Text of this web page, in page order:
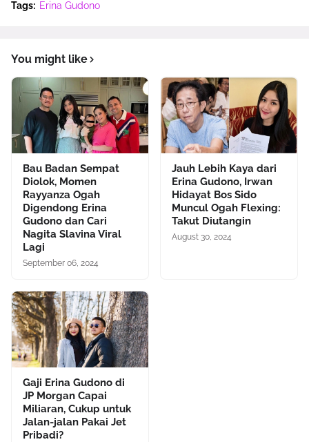
Tags: Erina Gudono
You might like
Bau Badan Sempat
Diolok, Momen
Rayyanza Ogah
Digendong Erina
Gudono dan Cari
Nagita Slavina Viral
Lagi
September 06, 2024
Jauh Lebih Kaya dari
Erina Gudono, Irwan
Hidayat Bos Sido
Muncul Ogah Flexing:
Takut Diutangin
August 30, 2024
Gaji Erina Gudono di
JP Morgan Capai
Miliaran, Cukup untuk
Jalan-jalan Pakai Jet
Pribadi?